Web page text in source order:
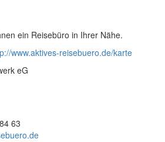
ein Reisebüro in Ihrer Nähe.
www.aktives-reisebuero.de/karte
eG
63